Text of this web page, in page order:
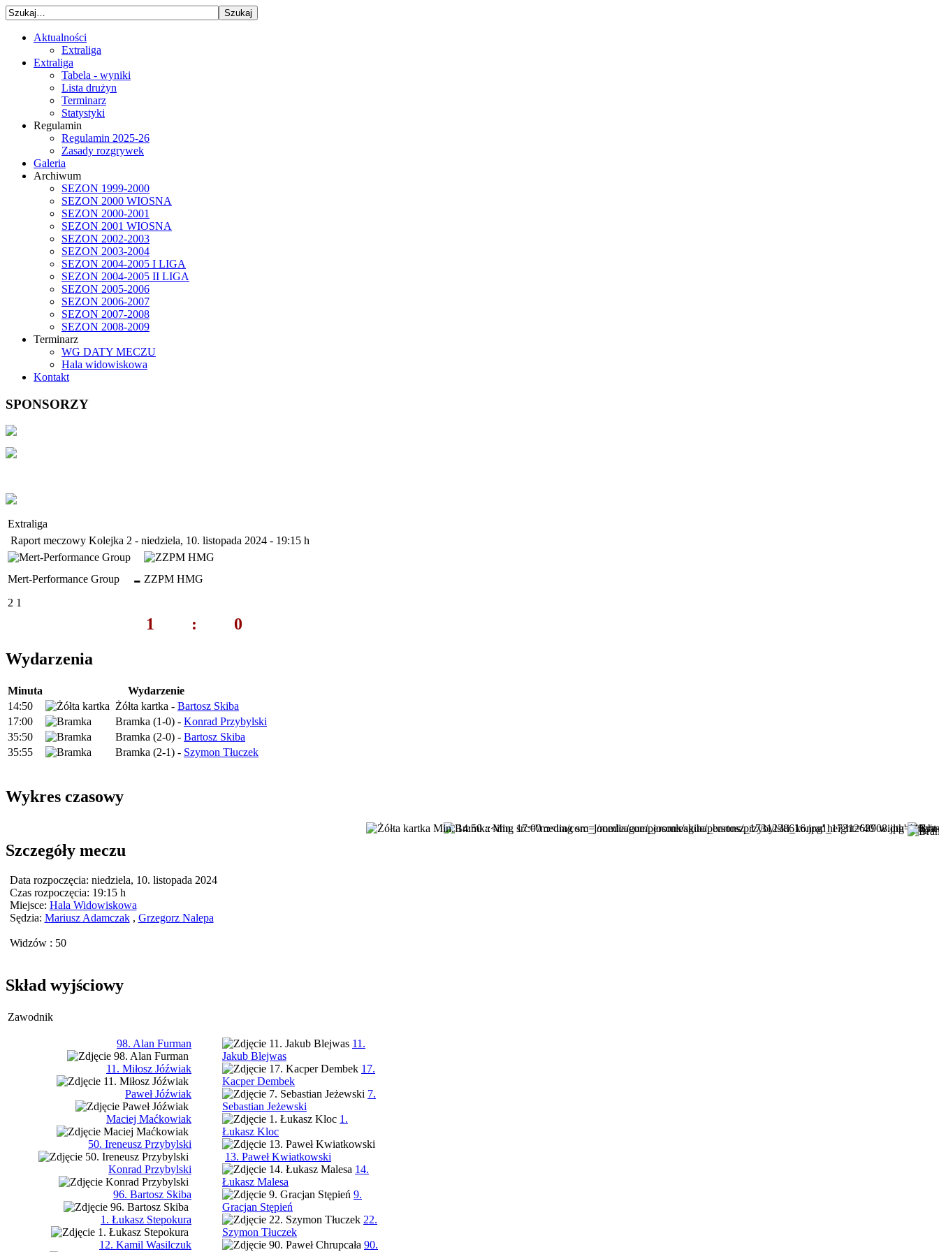
Aktualności
Extraliga
Extraliga
Tabela - wyniki
Lista drużyn
Terminarz
Statystyki
Regulamin
Regulamin 2025-26
Zasady rozgrywek
Galeria
Archiwum
SEZON 1999-2000
SEZON 2000 WIOSNA
SEZON 2000-2001
SEZON 2001 WIOSNA
SEZON 2002-2003
SEZON 2003-2004
SEZON 2004-2005 I LIGA
SEZON 2004-2005 II LIGA
SEZON 2005-2006
SEZON 2006-2007
SEZON 2007-2008
SEZON 2008-2009
Terminarz
WG DATY MECZU
Hala widowiskowa
Kontakt
SPONSORZY
Extraliga
Raport meczowy Kolejka 2 - niedziela, 10. listopada 2024 - 19:15 h
Mert-Performance Group - ZZPM HMG
2 1
1 :
0
Wydarzenia
Minuta
Wydarzenie
14:50
Żółta kartka - Bartosz Skiba
17:00
Bramka (1-0) - Konrad Przybylski
35:50
Bramka (2-0) - Bartosz Skiba
35:55
Bramka (2-1) - Szymon Tłuczek
Wykres czasowy
Szczegóły meczu
Data rozpoczęcia: niedziela, 10. listopada 2024
Czas rozpoczęcia: 19:15 h
Miejsce: Hala Widowiskowa
Sędzia: Mariusz Adamczak, Grzegorz Nalepa
Widzów : 50
Skład wyjściowy
Zawodnik
98. Alan Furman
11. Miłosz Jóźwiak
Paweł Jóźwiak
Maciej Maćkowiak
50. Ireneusz Przybylski
Konrad Przybylski
96. Bartosz Skiba
1. Łukasz Stepokura
12. Kamil Wasilczuk
11.
Jakub Blejwas
17.
Kacper Dembek
7.
Sebastian Jeżewski
1.
Łukasz Kloc
13. Paweł Kwiatkowski
14.
Łukasz Malesa
9.
Gracjan Stępień
22.
Szymon Tłuczek
90.